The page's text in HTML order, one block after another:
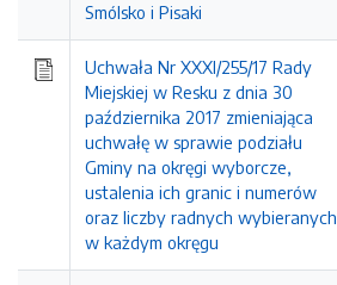
Smólsko i Pisaki
Uchwała Nr XXXI/255/17 Rady
Miejskiej w Resku z dnia 30
października 2017 zmieniająca
uchwałę w sprawie podziału
Gminy na okręgi wyborcze,
ustalenia ich granic i numerów
oraz liczby radnych wybieranych
w każdym okręgu